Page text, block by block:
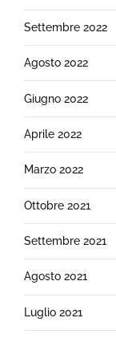
Settembre 2022
Agosto 2022
Giugno 2022
Aprile 2022
Marzo 2022
Ottobre 2021
Settembre 2021
Agosto 2021
Luglio 2021